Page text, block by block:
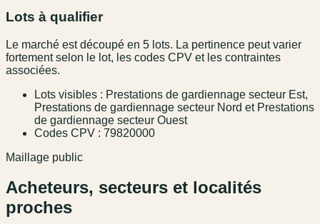
Lots à qualifier
Le marché est découpé en 5 lots. La pertinence peut varier
fortement selon le lot, les codes CPV et les contraintes
associées.
Lots visibles : Prestations de gardiennage secteur Est,
Prestations de gardiennage secteur Nord et Prestations
de gardiennage secteur Ouest
Codes CPV : 79820000
Maillage public
Acheteurs, secteurs et localités
proches